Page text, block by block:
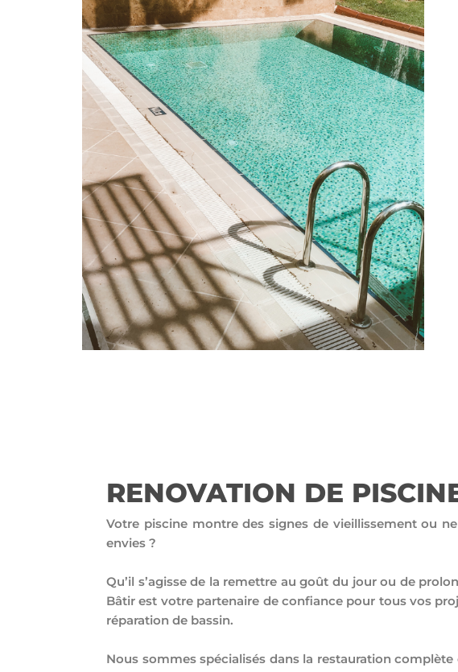
RENOVATION DE
Votre piscine montre des signes de vieillissement ou
envies ?
Qu’il s’agisse de la remettre au goût du jour ou de
Bâtir est votre partenaire de confiance pour tous vos
réparation de bassin.
Nous sommes spécialisés dans la restauration